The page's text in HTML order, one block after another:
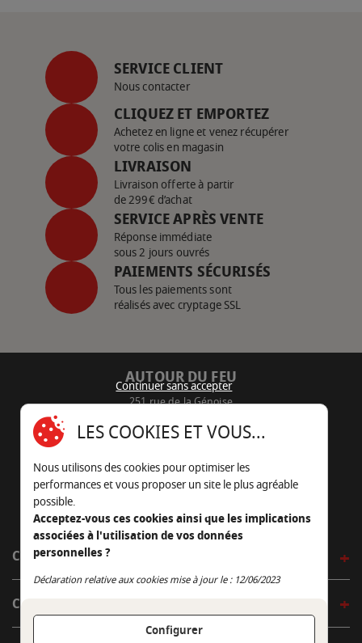
SERVICE CLIENT
Nous contacter
CLIQUEZ ET EMPORTEZ
Achetez en ligne et venez récupérer
votre colis en magasin
LIVRAISON
Livraison offerte à partir
de 299€ d’achat
SERVICE APRÈS VENTE
Réponse immédiate
sous 2 jours ouvrés
PAIEMENTS SÉCURISÉS
Tous les paiements sont
réalisés avec cryptage SSL
AUTOUR DU FEU
251 rue de la Génoise
05 45 22 98 09
Nous envoyer un e-mail
CÔTÉ OUTDOOR
CÔTÉ INDOOR
Continuer sans accepter
LES COOKIES ET VOUS...
Nous utilisons des cookies pour optimiser les
performances et vous proposer un site le plus agréable
possible.
Acceptez-vous ces cookies ainsi que les implications
associées à l'utilisation de vos données
personnelles ?
Déclaration relative aux cookies mise à jour le : 12/06/2023
Configurer
Continuer sans accepter